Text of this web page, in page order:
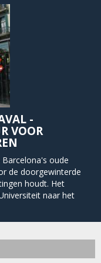
-
VOOR
oude
de doorgewinterde
houdt. Het
naar het
loopafstand naar
ervaren.